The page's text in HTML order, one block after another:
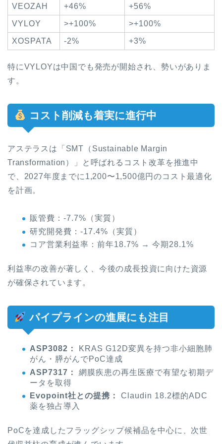
VEOZAH +46% +56%
VYLOY >+100% >+100%
XOSPATA -2% +3%
特にVYLOYは中国でも発売が開始され、勢いがありま
す。
コスト削減も着実に進行中
アステラスは「SMT（Sustainable Margin
Transformation）」と呼ばれるコスト改革を推進中
で、2027年度までに1,200〜1,500億円のコスト最適化
を計画。
販管費：-7.7%（実質）
研究開発費：-17.4%（実質）
コア営業利益率：前年18.7% → 今期28.1%
利益率の改善が著しく、今後の成長投資に向けた資源
が確保されています。
パイプラインの進展にも注目
ASP3082：
KRAS G12D変異を持つ非小細胞肺
がん・膵がんでPoC達成
ASP7317：
網膜疾患の再生医療で有望な初期デ
ータを取得
Evopoint社との提携：
Claudin 18.2標的ADC
薬を独占導入
PoCを達成したフラッグシップ候補品を中心に、次世